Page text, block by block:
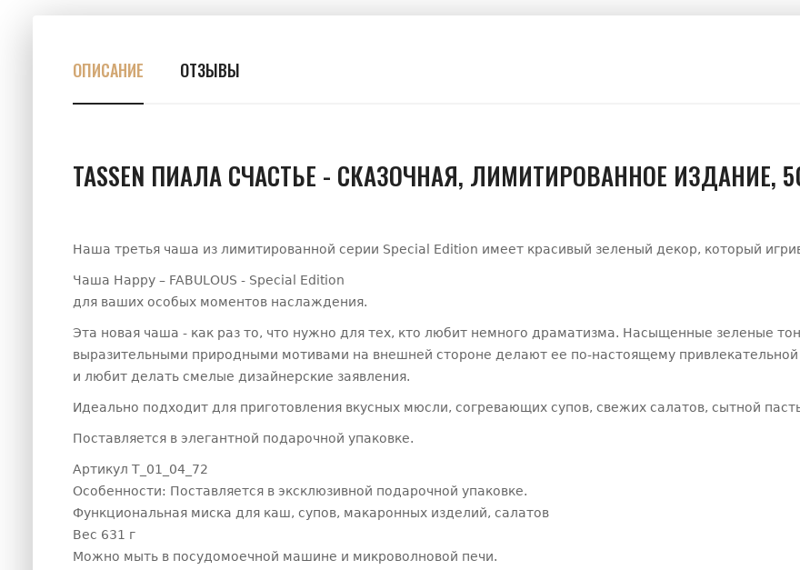
ОПИСАНИЕ ОТЗЫВЫ
TASSEN ПИАЛА СЧАСТЬЕ - СКАЗОЧНАЯ, ЛИМИТИРОВАННОЕ ИЗДАНИЕ,
Наша третья чаша из лимитированной серии Special Edition имеет красивый зеленый декор, который
Чаша Happy – FABULOUS - Special Edition
для ваших особых моментов наслаждения.
Эта новая чаша - как раз то, что нужно для тех, кто любит немного драматизма. Насыщенные зеленые
выразительными природными мотивами на внешней стороне делают ее по-настоящему
и любит делать смелые дизайнерские заявления.
Идеально подходит для приготовления вкусных мюсли, согревающих супов, свежих салатов, сытной
Поставляется в элегантной подарочной упаковке.
Артикул T_01_04_72
Особенности: Поставляется в эксклюзивной подарочной упаковке.
Функциональная миска для каш, супов, макаронных изделий, салатов
Вес 631 г
Можно мыть в посудомоечной машине и микроволновой печи.